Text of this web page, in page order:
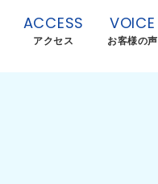
ACCESS
アクセス
VOICE
お客様の声